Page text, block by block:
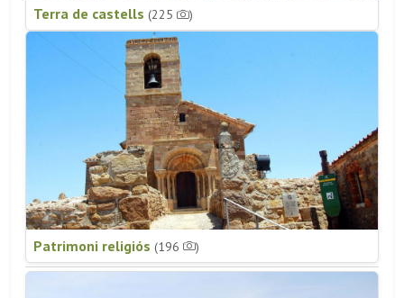
Terra de castells (225 )
Patrimoni religiós (196 )